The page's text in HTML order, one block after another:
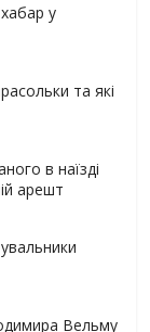
у
та які
в наїзді
арешт
Вельму